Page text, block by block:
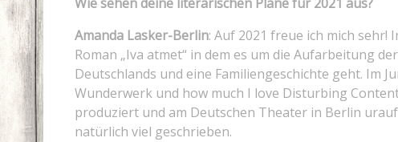
Amanda Lasker-Berlin: Auf 2021 freue ich mich
Roman „Iva atmet“ in dem es um die Aufarbeitung
Deutschlands und eine Familiengeschichte geht. Im
Wunderwerk und how much I love Disturbing
produziert und am Deutschen Theater in Berlin
natürlich viel geschrieben.